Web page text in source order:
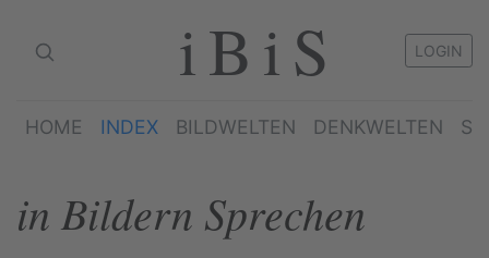
iBiS LOGIN
HOME INDEX BILDWELTEN DENKWELTEN
in Bildern Sprechen